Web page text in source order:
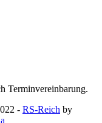
Terminvereinbarung.
- RS-Reich by